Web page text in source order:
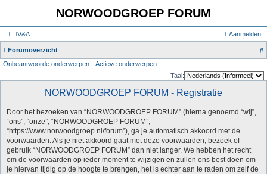
NORWOODGROEP FORUM
V&A Aanmelden
Forumoverzicht
Z
Onbeantwoorde onderwerpen
Actieve onderwerpen
Taal:
NORWOODGROEP FORUM - Registratie
Door het bezoeken van “NORWOODGROEP FORUM” (hierna genoemd “wij”,
“ons”, “onze”, “NORWOODGROEP FORUM”,
“https://www.norwoodgroep.nl/forum”), ga je automatisch akkoord met de
voorwaarden. Als je niet akkoord gaat met deze voorwaarden, bezoek of
gebruik “NORWOODGROEP FORUM” dan niet langer. We hebben het recht
om de voorwaarden op ieder moment te wijzigen en zullen ons best doen om
je hiervan tijdig op de hoogte te brengen, het is echter aan te raden om zelf de